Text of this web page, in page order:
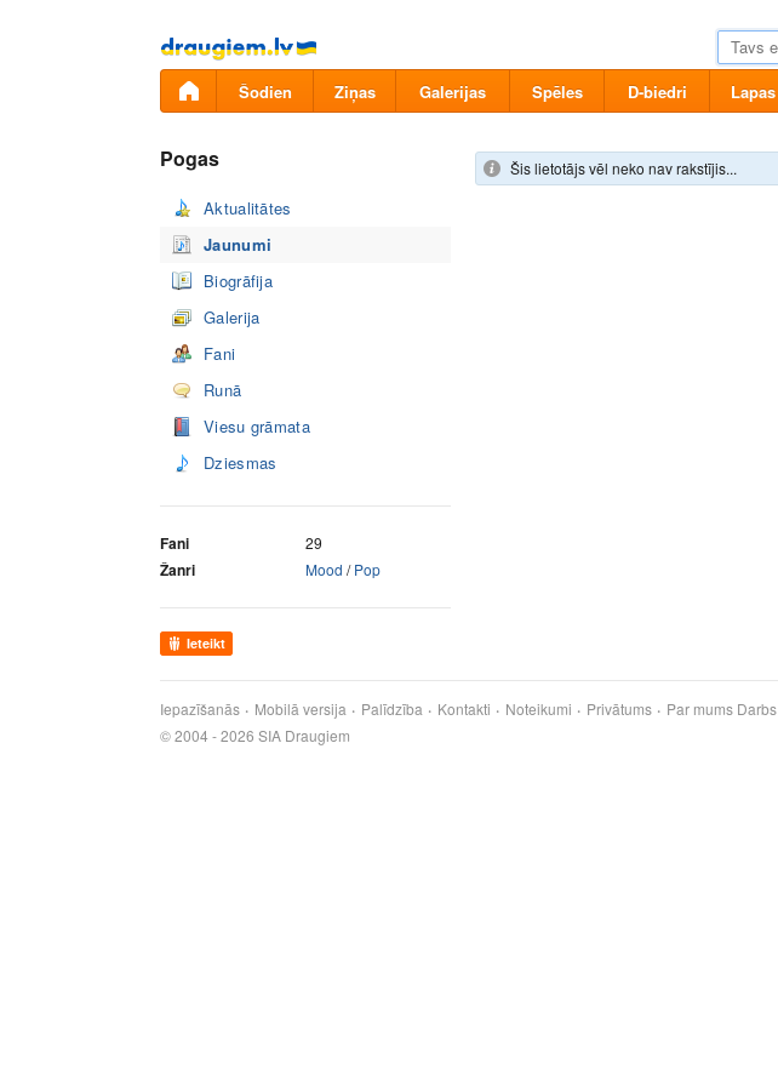
Pāriet
uz
saturu
Šodien Ziņas Galerijas Spēles D-biedri Lapas
Pogas
Aktualitātes
Jaunumi
Biogrāfija
Galerija
Fani
Runā
Viesu grāmata
Dziesmas
Fani 29
Žanri Mood /Pop
Ieteikt
Šis lietotājs vēl neko nav rakstījis...
Iepazīšanās Mobilā versija Palīdzība Kontakti Noteikumi Privātums Par mums Darbs
© 2004 - 2026 SIA Draugiem